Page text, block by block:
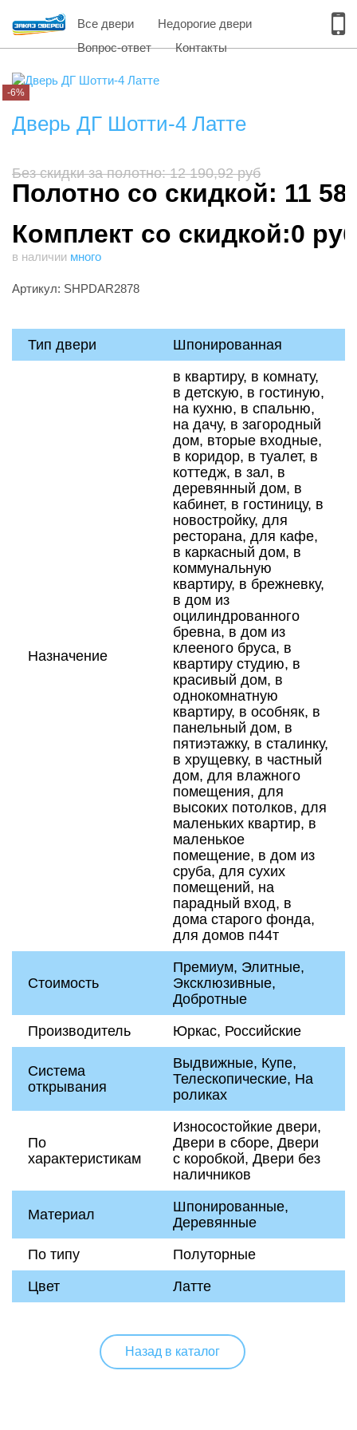
Все двери
Недорогие двери
Вопрос-ответ
Контакты
-6%
Дверь ДГ Шотти-4 Латте
Без скидки за полотно: 12 190,92 руб
Полотно со скидкой: 11
Комплект со скидкой:0
в наличии много
Артикул: SHPDAR2878
Тип двери Шпонированная
Назначение
в квартиру, в комнату,
в детскую, в гостиную,
на кухню, в спальню,
на дачу, в загородный
дом, вторые входные,
в коридор, в туалет, в
коттедж, в зал, в
деревянный дом, в
кабинет, в гостиницу, в
новостройку, для
ресторана, для кафе,
в каркасный дом, в
коммунальную
квартиру, в брежневку,
в дом из
оцилиндрованного
бревна, в дом из
клееного бруса, в
квартиру студию, в
красивый дом, в
однокомнатную
квартиру, в особняк, в
панельный дом, в
пятиэтажку, в сталинку,
в хрущевку, в частный
дом, для влажного
помещения, для
высоких потолков, для
маленьких квартир, в
маленькое
помещение, в дом из
сруба, для сухих
помещений, на
парадный вход, в
дома старого фонда,
для домов п44т
Стоимость
Премиум, Элитные,
Эксклюзивные,
Добротные
Производитель
Юркас, Российские
Система
открывания
Выдвижные, Купе,
Телескопические, На
роликах
По
характеристикам
Износостойкие двери,
Двери в сборе, Двери
с коробкой, Двери без
наличников
Материал
Шпонированные,
Деревянные
По типу
Полуторные
Цвет
Латте
Назад в каталог